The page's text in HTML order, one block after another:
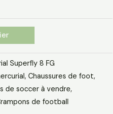
Superfly 8 FG
, Chaussures de foot,
de soccer à vendre,
de football